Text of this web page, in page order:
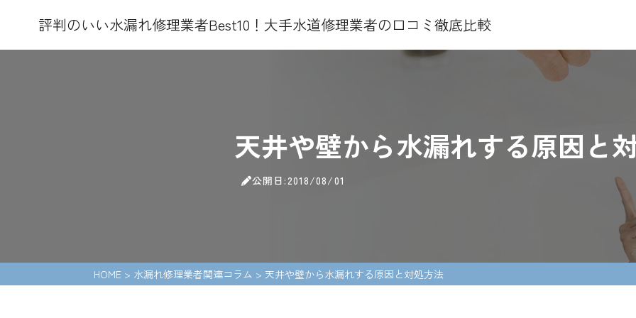
評判のいい水漏れ修理業者Best10！大手水道修理業者の口コミ徹底比較
天井や壁から水漏れする原因と
公開日:2018/08/01
HOME > 水漏れ修理業者関連コラム > 天井や壁から水漏れする原因と対処方法